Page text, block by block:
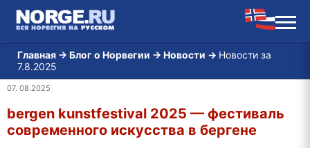
Главная → Блог о Норвегии → Новости → Новости за
7.8.2025
07. 08.2025
bergen kunstfestival 2025 — фестиваль
современного искусства в бергене